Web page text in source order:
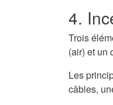
4.
Trois
(air) et un
Les
câbles,